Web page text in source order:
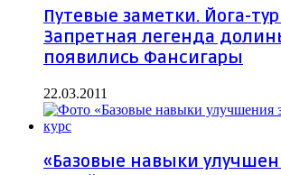
Путевые заметки. Йога-
Запретная легенда
появились Фансигары
22.03.2011
«Базовые навыки